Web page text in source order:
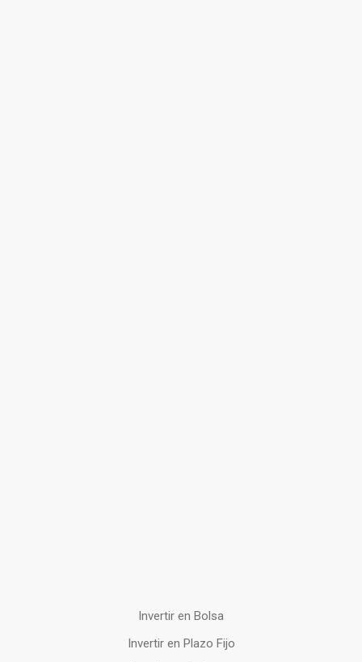
Invertir en Bolsa
Invertir en Plazo Fijo